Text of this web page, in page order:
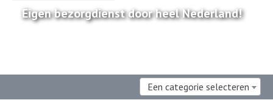
Eigen bezorgdienst door heel Nederland!
Een categorie selecteren